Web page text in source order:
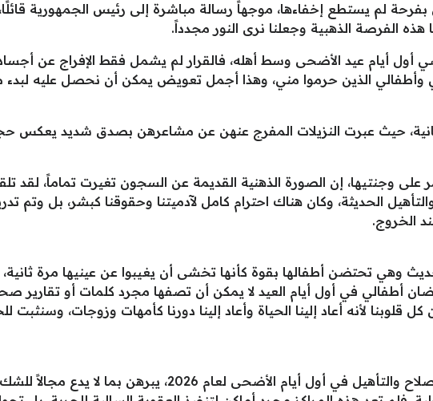
لم يستطع إخفاءها، موجهاً رسالة مباشرة إلى رئيس الجمهورية
الفرصة الذهبية وجعلنا نرى النور مجدداً.
أول أيام عيد الأضحى وسط أهله، فالقرار لم يشمل فقط الإفراج عن
وأطفالي الذين حرموا مني، وهذا أجمل تعويض يمكن أن نحصل عليه
حيث عبرت النزيلات المفرج عنهن عن مشاعرهن بصدق شديد يعكس
وجنتيها، إن الصورة الذهنية القديمة عن السجون تغيرت تماماً، لقد
الحديثة، وكان هناك احترام كامل لآدميتنا وحقوقنا كبشر، بل وتم
الخروج.
وهي تحتضن أطفالها بقوة كأنها تخشى أن يغيبوا عن عينيها مرة
أطفالي في أول أيام العيد لا يمكن أن تصفها مجرد كلمات أو تقارير
لأنه أعاد إلينا الحياة وأعاد إلينا دورنا كأمهات وزوجات، وسنثبت
إن المشهد المهيب الذي شهدته بوابات مراكز الإصلاح والتأهيل في أول أيام